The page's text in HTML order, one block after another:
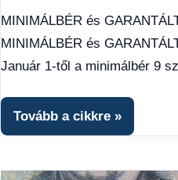
Hírek,
Hírek
1
MINIMÁLBÉR és
MINIMÁLBÉR és
Január 1-től a minimálbér 9
Tovább a cikkre